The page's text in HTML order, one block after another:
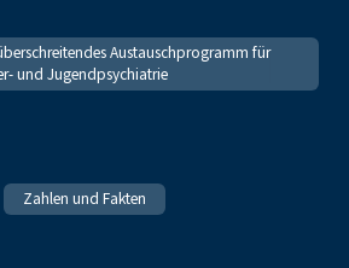
Austauschprogramm für
und Jugendpsychiatrie
Zahlen und Fakten